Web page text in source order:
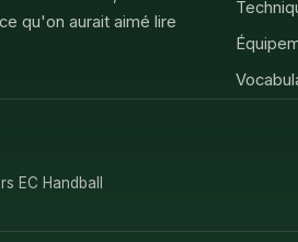
qu'on aurait aimé lire
EC Handball